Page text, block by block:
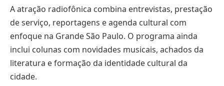
A atração radiofônica combina entrevistas, prestação
de serviço, reportagens e agenda cultural com
enfoque na Grande São Paulo. O programa ainda
inclui colunas com novidades musicais, achados da
literatura e formação da identidade cultural da
cidade.